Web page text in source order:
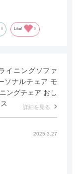
利用いただけるの
0 Like! 0
イニングソファ
ソナルチェア モ
ングチェア おし
詳細を見る
2025.3.27